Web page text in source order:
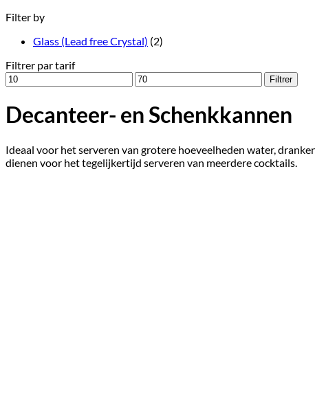
Filter by
Glass (Lead free Crystal) (2)
Filtrer par tarif
Prix
min
Prix
max
Filtrer
Decanteer- en Schenkkannen
Ideaal voor het serveren van grotere hoeveelheden water,
dienen voor het tegelijkertijd serveren van meerdere cocktails.